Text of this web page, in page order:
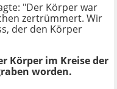
"Der Körper war
zertrümmert. Wir
der den Körper
Körper im Kreise der
worden.